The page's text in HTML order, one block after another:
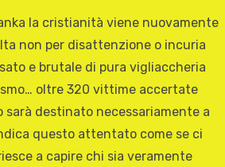
la cristianità viene nuovamente
non per disattenzione o incuria
e brutale di pura vigliaccheria
oltre 320 vittime accertate
sarà destinato necessariamente a
questo attentato come se ci
a capire chi sia veramente